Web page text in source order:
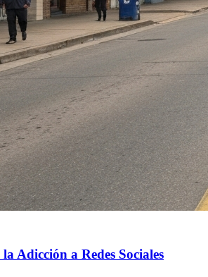
Adicción a Redes Sociales